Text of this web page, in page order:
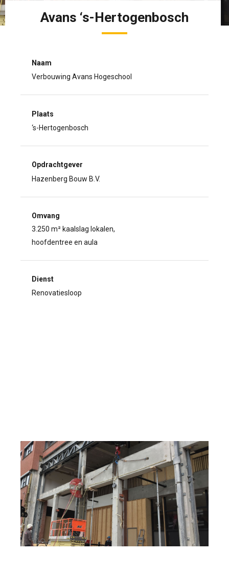
Avans ‘s-Hertogenbosch
Naam
Verbouwing Avans Hogeschool
Plaats
‘s-Hertogenbosch
Opdrachtgever
Hazenberg Bouw B.V.
Omvang
3.250 m² kaalslag lokalen,
hoofdentree en aula
Dienst
Renovatiesloop